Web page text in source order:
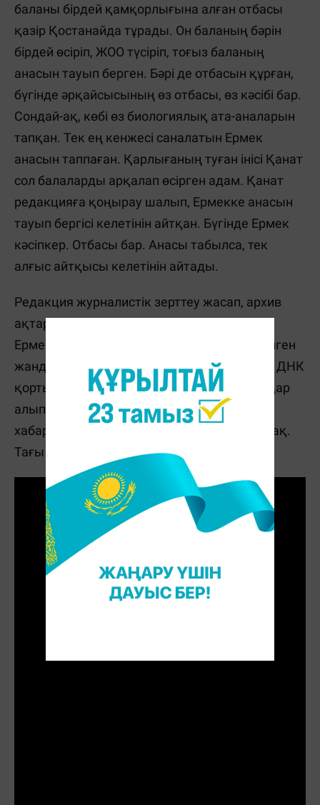
баланы бірдей қамқорлығына алған отбасы
қазір Қостанайда тұрады. Он баланың бәрін
бірдей өсіріп, ЖОО түсіріп, тоғыз баланың
анасын тауып берген. Бәрі де отбасын құрған,
бүгінде әрқайсысының өз отбасы, өз кәсібі бар.
Сондай-ақ, көбі өз биологиялық ата-аналарын
тапқан. Тек ең кенжесі саналатын Ермек
анасын таппаған. Қарлығаның туған інісі Қанат
сол балаларды арқалап өсірген адам. Қанат
редакцияға қоңырау шалып, Ермекке анасын
тауып бергісі келетінін айтқан. Бүгінде Ермек
кәсіпкер. Отбасы бар. Анасы табылса, тек
алғыс айтқысы келетінін айтады.
Редакция журналистік зерттеу жасап, архив
ақтарып, іздестіру жұмыстарын жүргізген.
Ермекке қатысты мәліметтерге сәйкес келген
жанды Алматыға алдырып, ДНК жасатты. ДНК
қортындысын хабар соңында ғана мамандар
алып келіп, студияда ашты. Келесі
хабарлардың бірі тағы да Ермекке арналмақ.
Тағы да іздеу жұмыстары жалғасады.